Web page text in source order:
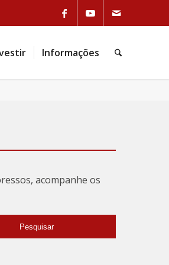
Informações
acompanhe os
Pesquisar